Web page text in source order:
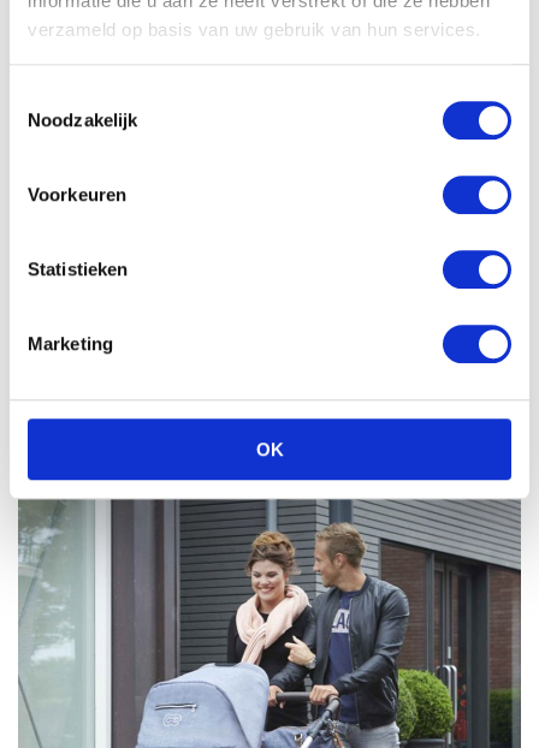
verzameld op basis van uw gebruik van hun services.
Noodzakelijk
Voorkeuren
Statistieken
Marketing
OK